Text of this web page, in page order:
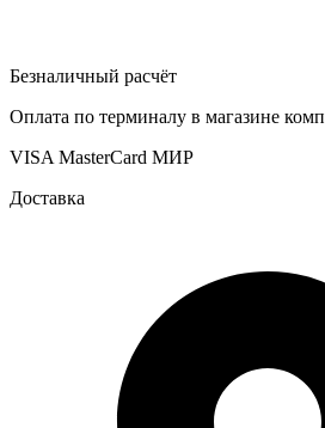
Безналичный расчёт
Оплата по терминалу в магазине
VISA MasterCard МИР
Доставка